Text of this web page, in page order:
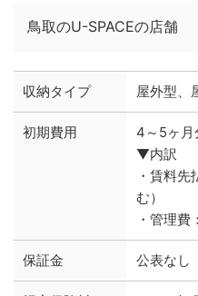
鳥取のU-SPACEの店舗
収納タイプ 屋外型、
初期費用
4～5ヶ月
▼内訳
・賃料
む）
・管理費
保証金 公表なし